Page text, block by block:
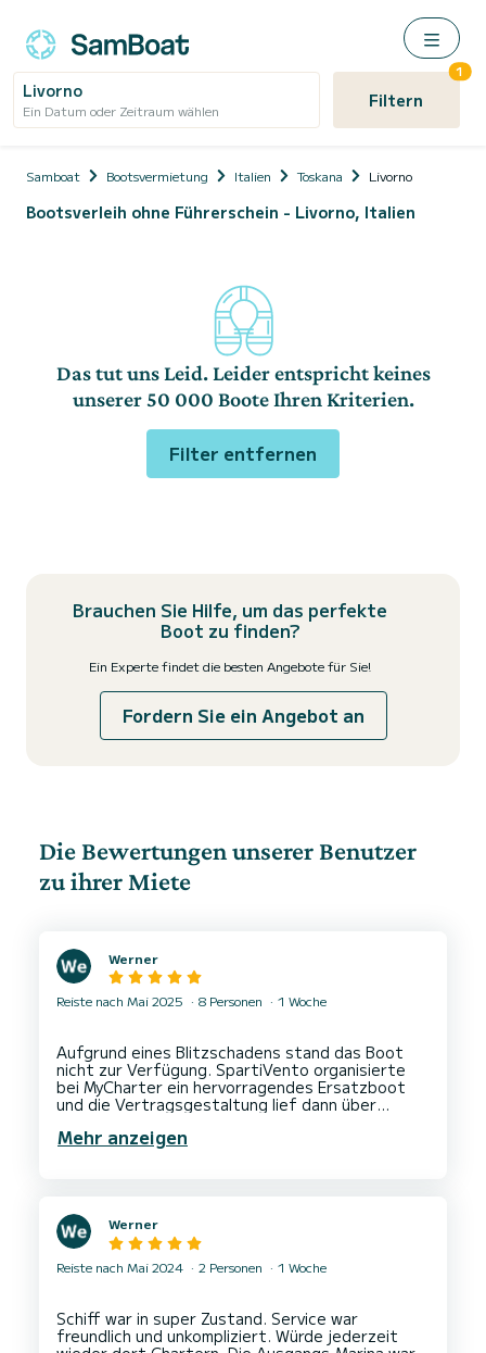
Livorno
Ein Datum oder Zeitraum wählen Filtern
1
Samboat Bootsvermietung Italien Toskana Livorno
Bootsverleih ohne Führerschein - Livorno, Italien
Das tut uns Leid. Leider entspricht keines
unserer 50 000 Boote Ihren Kriterien.
Filter entfernen
Brauchen Sie Hilfe, um das perfekte
Boot zu finden?
Ein Experte findet die besten Angebote für Sie!
Fordern Sie ein Angebot an
Die Bewertungen unserer Benutzer
zu ihrer Miete
Werner
Reiste nach Mai 2025 8 Personen 1 Woche
Aufgrund eines Blitzschadens stand das Boot
nicht zur Verfügung. SpartiVento organisierte
bei MyCharter ein hervorragendes Ersatzboot
und die Vertragsgestaltung lief dann über
Mehr anzeigen
Werner
Reiste nach Mai 2024 2 Personen 1 Woche
Schiff war in super Zustand. Service war
freundlich und unkompliziert. Würde jederzeit